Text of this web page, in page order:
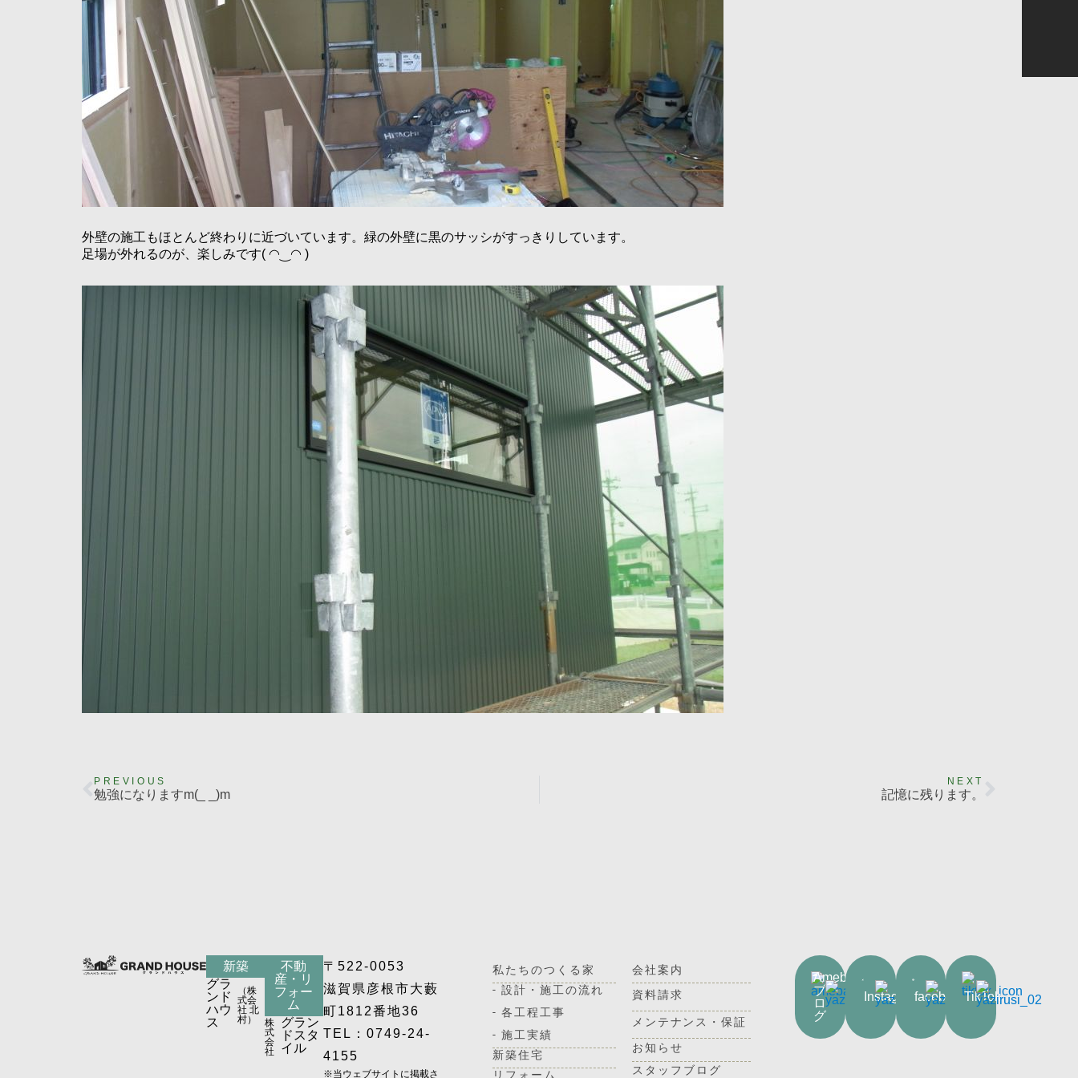
外壁の施工もほとんど終わりに近づいています。緑の外壁に黒のサッシがすっきりしています。
足場が外れるのが、楽しみです( ◠‿◠ )
PREVIOUS
勉強になりますm(_ _)m
NEXT
記憶に残ります。
新築
グラ
ンド
ハウ
ス
（株
式会
社 北
村）
不動
産・リ
フォー
ム
株
式
会
社
グラン
ドスタ
イル
〒522-0053
滋賀県彦根市大藪
町1812番地36
TEL：0749-24-
4155
※当ウェブサイトに掲載さ
私たちのつくる家
- 設計・施工の流れ
- 各工程工事
- 施工実績
新築住宅
リフォーム
会社案内
資料請求
メンテナンス・保証
お知らせ
スタッフブログ
Ameba
ブ
ロ
グ
InstagramfacebookTikTok